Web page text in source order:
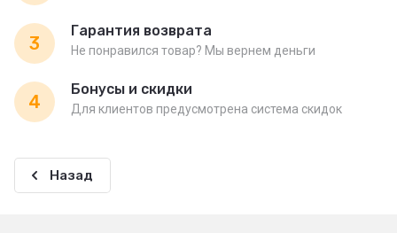
3
Гарантия возврата
Не понравился товар? Мы вернем деньги
4
Бонусы и скидки
Для клиентов предусмотрена система скидок
Назад